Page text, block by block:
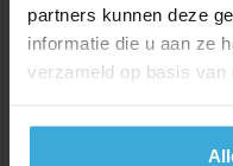
partners kunnen deze
informatie die u aan ze
verzameld op basis van
Materiaalkosten